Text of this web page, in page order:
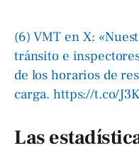
(6) VMT en X:
tránsito e
de los horarios de
carga. https://t.co/
Las